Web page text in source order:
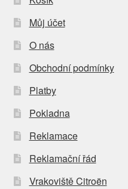
Můj účet
O nás
Obchodní podmínky
Platby
Pokladna
Reklamace
Reklamační řád
Vrakoviště Citroën